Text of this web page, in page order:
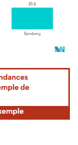
attribution sous CC BY